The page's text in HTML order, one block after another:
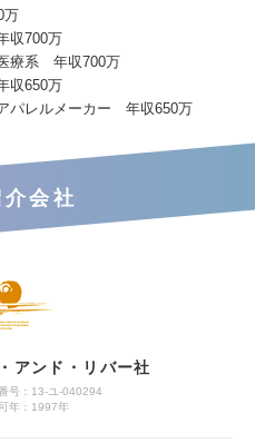
万
700万
療系 年収700万
650万
レルメーカー 年収650万
会社
アンド・リバー社
号：13-ユ-040294
年：1997年